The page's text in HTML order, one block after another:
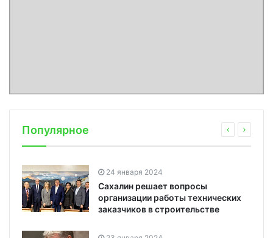
Популярное
24 января 2024
Сахалин решает вопросы
организации работы технических
заказчиков в строительстве